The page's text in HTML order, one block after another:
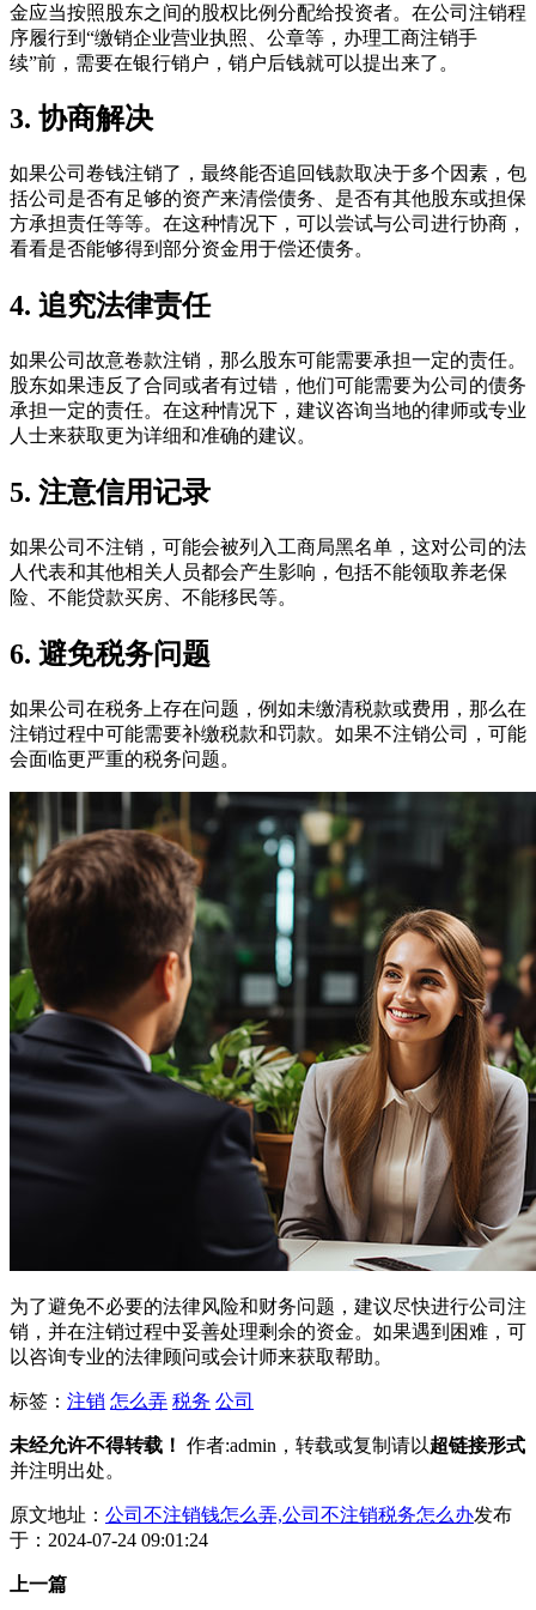
金应当按照股东之间的股权比例分配给投资者。在公司注销程
序履行到“缴销企业营业执照、公章等，办理工商注销手
续”前，需要在银行销户，销户后钱就可以提出来了。
3. 协商解决
如果公司卷钱注销了，最终能否追回钱款取决于多个因素，包
括公司是否有足够的资产来清偿债务、是否有其他股东或担保
方承担责任等等。在这种情况下，可以尝试与公司进行协商，
看看是否能够得到部分资金用于偿还债务。
4. 追究法律责任
如果公司故意卷款注销，那么股东可能需要承担一定的责任。
股东如果违反了合同或者有过错，他们可能需要为公司的债务
承担一定的责任。在这种情况下，建议咨询当地的律师或专业
人士来获取更为详细和准确的建议。
5. 注意信用记录
如果公司不注销，可能会被列入工商局黑名单，这对公司的法
人代表和其他相关人员都会产生影响，包括不能领取养老保
险、不能贷款买房、不能移民等。
6. 避免税务问题
如果公司在税务上存在问题，例如未缴清税款或费用，那么在
注销过程中可能需要补缴税款和罚款。如果不注销公司，可能
会面临更严重的税务问题。
为了避免不必要的法律风险和财务问题，建议尽快进行公司注
销，并在注销过程中妥善处理剩余的资金。如果遇到困难，可
以咨询专业的法律顾问或会计师来获取帮助。
标签： 注销 怎么弄 税务 公司
未经允许不得转载！ 作者:admin，转载或复制请以超链接形式
并注明出处。
原文地址： 公司不注销钱怎么弄,公司不注销税务怎么办发布
于：2024-07-24 09:01:24
上一篇